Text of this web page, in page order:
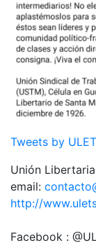
Tweets by
Unión
email:
http://
Facebook :